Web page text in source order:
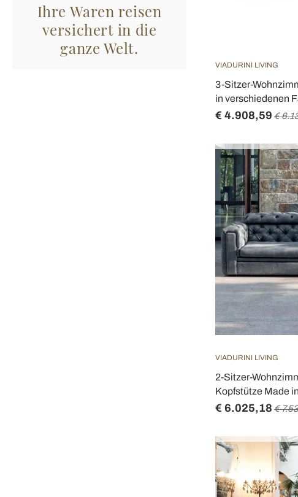
Ihre Waren reisen
versichert in die
ganze Welt.
VIADURINI LIVING
3-Sitzer-
in verschiedenen
€ 4.908,59 €
VIADURINI LIVING
2-Sitzer-
Kopfstütze Made
€ 6.025,18 €